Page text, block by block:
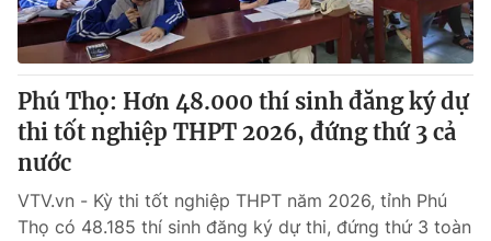
Phú Thọ: Hơn 48.000 thí sinh đăng ký dự
thi tốt nghiệp THPT 2026, đứng thứ 3 cả
nước
VTV.vn - Kỳ thi tốt nghiệp THPT năm 2026, tỉnh Phú
Thọ có 48.185 thí sinh đăng ký dự thi, đứng thứ 3 toàn